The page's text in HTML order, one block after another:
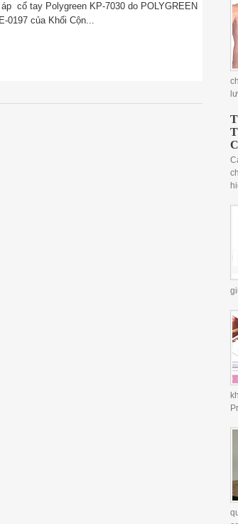
cổ tay Polygreen KP-7030 do POLYGREEN
0197 của Khối Cộn...